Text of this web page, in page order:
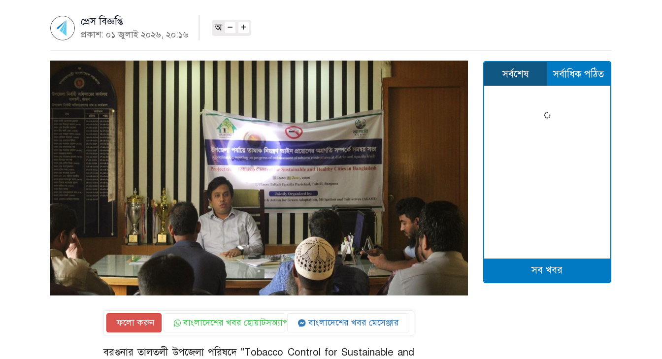
প্রেস বিজ্ঞপ্তি
প্রকাশ: ০১ জুলাই ২০২৬, ২০:১৬
অ
ফলো করুন বাংলাদেশের খবর হোয়াটসঅ্যাপ বাংলাদেশের খবর মেসেঞ্জার
বরগুনার তালতলী উপজেলা পরিষদে "Tobacco Control for Sustainable and
সর্বশেষ সর্বাধিক পঠিত
সব খবর